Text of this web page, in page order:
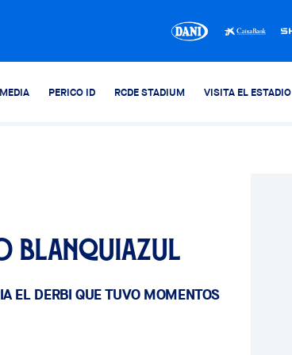
PERICO ID RCDE STADIUM VISITA EL ESTADIO
blanquiazul
EL DERBI QUE TUVO MOMENTOS